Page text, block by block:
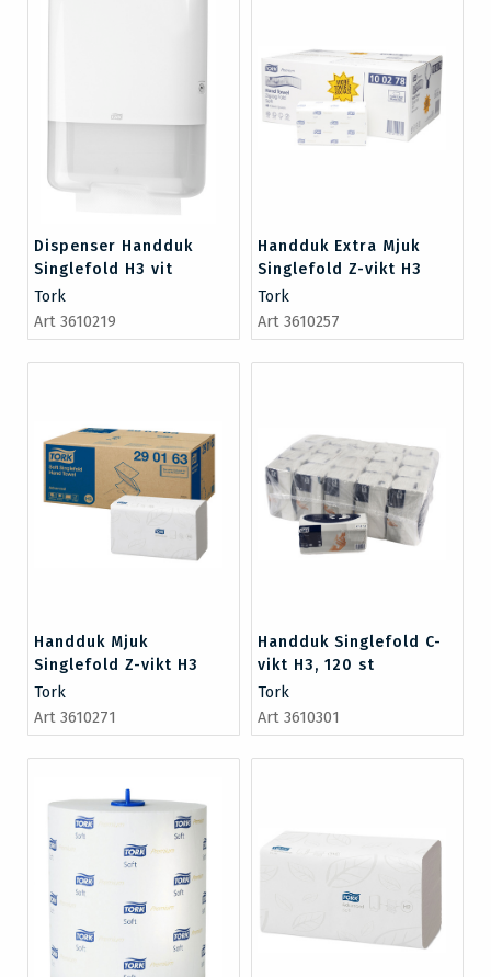
Dispenser Handduk
Singlefold H3 vit
Tork
Art 3610219
Handduk Extra Mjuk
Singlefold Z-vikt H3
Tork
Art 3610257
Handduk Mjuk
Singlefold Z-vikt H3
Tork
Art 3610271
Handduk Singlefold C-
vikt H3, 120 st
Tork
Art 3610301